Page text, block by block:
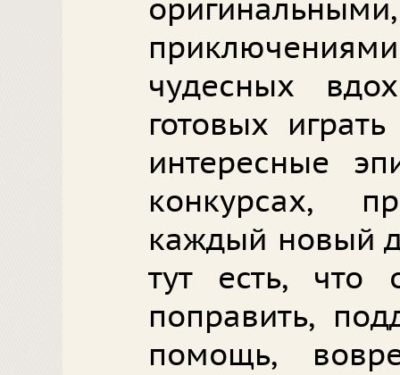
чудесных
готовых
интересные
конкурсах,
каждый новый
тут есть, что
поправить,
помощь,